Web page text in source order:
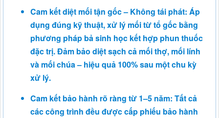
Cam kết diệt mối tận gốc – Không tái phát: Áp
dụng đúng kỹ thuật, xử lý mối từ tổ gốc bằng
phương pháp bả sinh học kết hợp phun thuốc
đặc trị. Đảm bảo diệt sạch cả mối thợ, mối lính
và mối chúa – hiệu quả 100% sau một chu kỳ
xử lý.
Cam kết bảo hành rõ ràng từ 1–5 năm: Tất cả
các công trình đều được cấp phiếu bảo hành